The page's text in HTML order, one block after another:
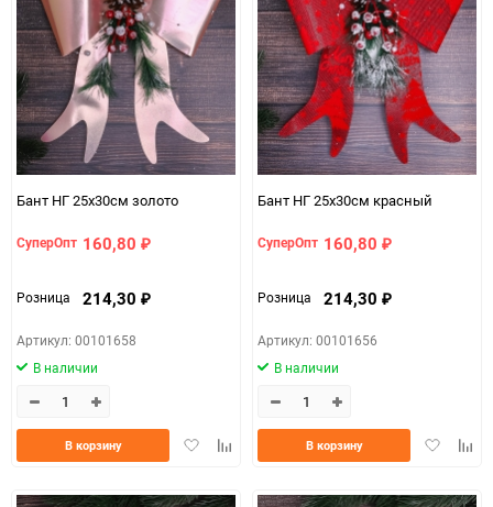
150
Бант НГ 25х30см золото
СуперОпт 160,80 ₽
Розница 214,30 ₽
Артикул: 00101658
В наличии
ДобавитьДобавить
В корзину
Бант НГ 25х30см красный
СуперОпт 160,80 ₽
Розница 214,30 ₽
Артикул: 00101656
В наличии
Добавить
В корзину